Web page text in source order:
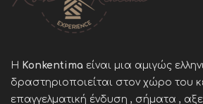
Η Konkentima είναι μια αμιγώς
δραστηριοποιείται στον χώρο του
επαγγελματική ένδυση , σήματα ,